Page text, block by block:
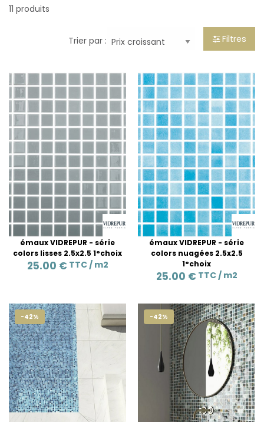
11 produits
Trier par : Filtres
émaux VIDREPUR - série
colors lisses 2.5x2.5 1°choix
25.00 € TTC / m2
émaux VIDREPUR - série
colors nuagées 2.5x2.5
1°choix
25.00 € TTC / m2
-42% -42%